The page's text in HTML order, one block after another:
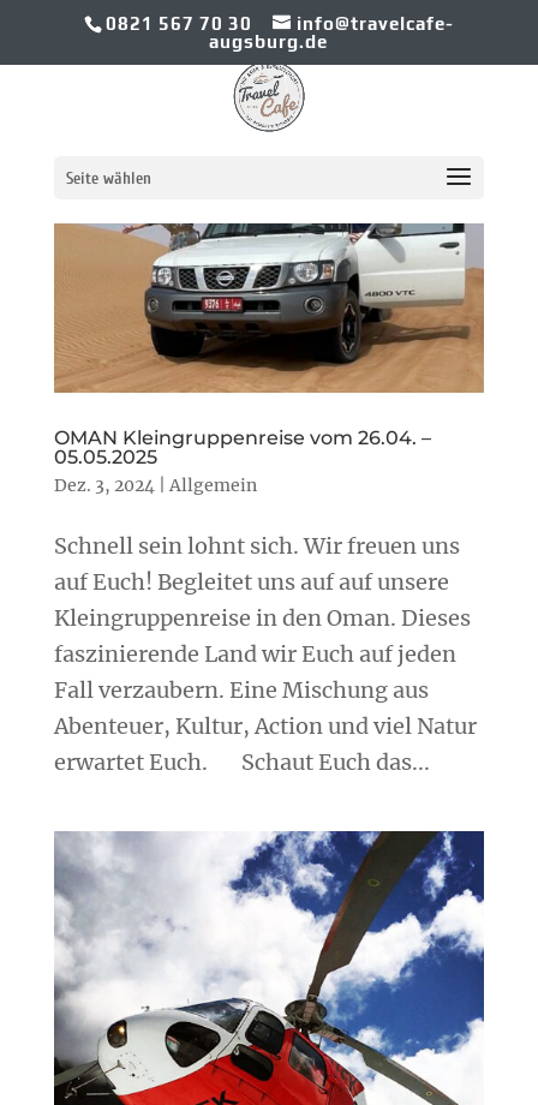
0821 567 70 30
info@travelcafe-
augsburg.de
Seite wählen
OMAN Kleingruppenreise vom 26.04. –
05.05.2025
Dez. 3, 2024| Allgemein
Schnell sein lohnt sich. Wir freuen uns
auf Euch! Begleitet uns auf auf unsere
Kleingruppenreise in den Oman. Dieses
faszinierende Land wir Euch auf jeden
Fall verzaubern. Eine Mischung aus
Abenteuer, Kultur, Action und viel Natur
erwartet Euch. Schaut Euch das...